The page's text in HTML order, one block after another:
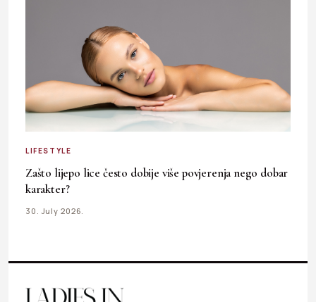
LIFESTYLE
Zašto lijepo lice često dobije više povjerenja nego dobar
karakter?
30. July 2026.